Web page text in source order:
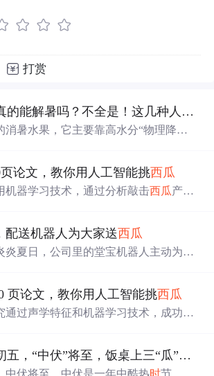
打赏
的能解暑吗？不全是！这几种人还是注意一点好
消暑水果，它主要靠高水分“物理降
味还在于陪伴和仪式感，适量适时吃才
论文，教你用人工智能挑西瓜
机器学习技术，通过分析敲击西瓜产生
方法。
配送机器人为大家送西瓜
炎夏日，公司里的堂宝机器人主动为员
页论文，教你用人工智能挑西瓜
通过声学特征和机器学习技术，成功地
到最甜的西瓜。 今日闰六月初五，“中伏”将至，饭桌上三“瓜”吃着好，别忘了